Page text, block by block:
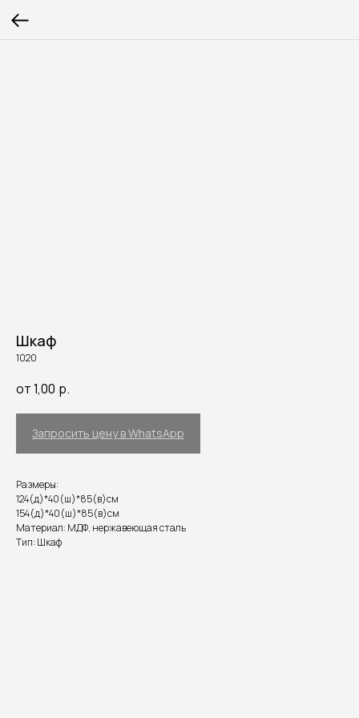
Шкаф
1020
от 1,00 р.
Запросить цену в WhatsApp
Размеры:
124(д)*40(ш)*85(в)см
154(д)*40(ш)*85(в)см
Материал: МДФ, нержавеющая сталь
Тип: Шкаф